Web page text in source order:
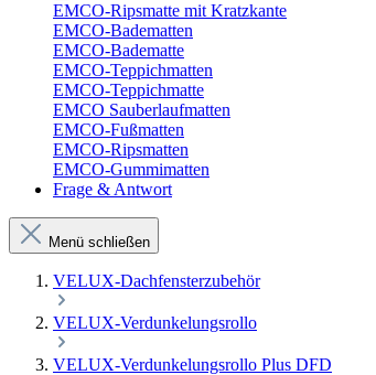
EMCO-Ripsmatte mit Kratzkante
EMCO-Badematten
EMCO-Badematte
EMCO-Teppichmatten
EMCO-Teppichmatte
EMCO Sauberlaufmatten
EMCO-Fußmatten
EMCO-Ripsmatten
EMCO-Gummimatten
Frage & Antwort
Menü schließen
VELUX-Dachfensterzubehör
VELUX-Verdunkelungsrollo
VELUX-Verdunkelungsrollo Plus DFD